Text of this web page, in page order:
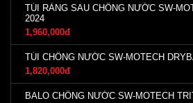
TÚI RÀNG SAU CHỐNG NƯỚC SW-
2024
1,960,000đ
TÚI CHỐNG NƯỚC SW-MOTECH
1,820,000đ
BALO CHỐNG NƯỚC SW-MOTECH